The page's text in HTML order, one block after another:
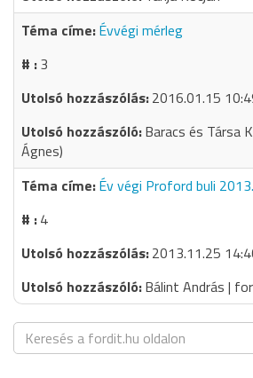
Évvégi mérleg
3
2016.01.15
Baracs és Társa
Ágnes)
Év végi Proford buli
4
2013.11.25
Bálint András |